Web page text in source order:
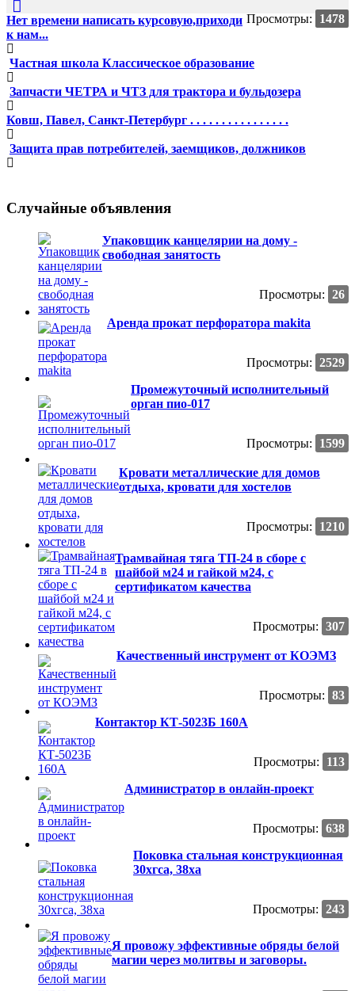
Просмотры: 1478
Нет времени написать курсовую,приходи
к нам...
Частная школа Классическое образование
Запчасти ЧЕТРА и ЧТЗ для трактора и бульдозера
Ковш, Павел, Санкт-Петербург . . . . . . . . . . . . . . . .
Защита прав потребителей, заемщиков, должников
Случайные объявления
Упаковщик канцелярии на дому -
свободная занятость
Просмотры: 26
Аренда прокат перфоратора makita
Просмотры: 2529
Промежуточный исполнительный
орган пио-017
Просмотры: 1599
Кровати металлические для домов
отдыха, кровати для хостелов
Просмотры: 1210
Трамвайная тяга ТП-24 в сборе с
шайбой м24 и гайкой м24, с
сертификатом качества
Просмотры: 307
Качественный инструмент от КОЭМЗ
Просмотры: 83
Контактор КТ-5023Б 160А
Просмотры:
113
Администратор в онлайн-проект
Просмотры: 638
Поковка стальная конструкционная
30хгса, 38ха
Просмотры: 243
Я провожу эффективные обряды белой
магии через молитвы и заговоры.